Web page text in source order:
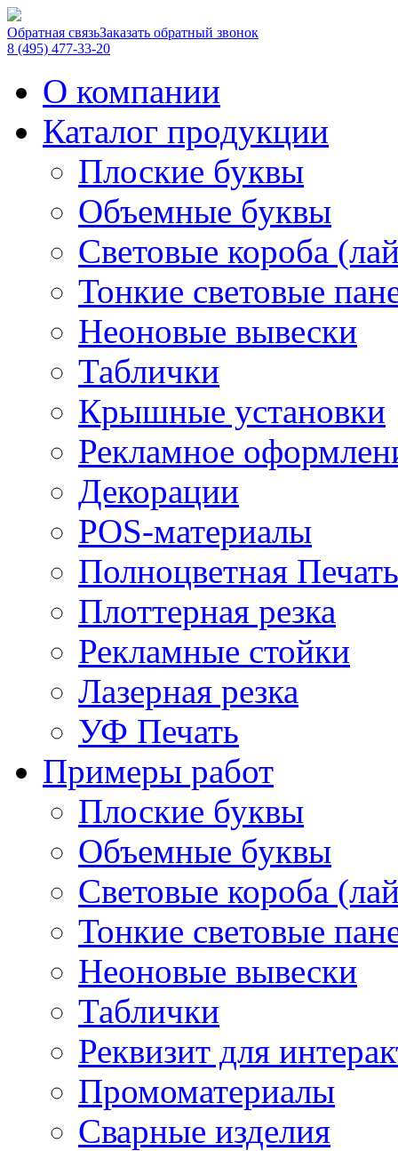
Обратная связьЗаказать обратный звонок
8 (495) 477-33-20
О компании
Каталог продукции
Плоские буквы
Объемные буквы
Световые короба
Тонкие световые
Неоновые вывески
Таблички
Крышные установки
Рекламное
Декорации
POS-материалы
Полноцветная Печать
Плоттерная резка
Рекламные стойки
Лазерная резка
УФ Печать
Примеры работ
Плоские буквы
Объемные буквы
Световые короба
Тонкие световые
Неоновые вывески
Таблички
Реквизит для
Промоматериалы
Сварные изделия